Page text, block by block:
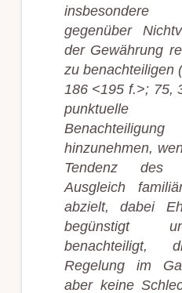
gegenüber
der Gewährung
zu benachteiligen
186 <195 f.>; 75,
punktuelle
hinzunehmen,
Tendenz des
Ausgleich
abzielt, dabei
begünstigt
benachteiligt,
Regelung im
aber keine